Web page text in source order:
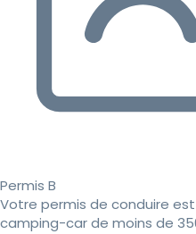
Permis B
Votre permis de conduire
camping-car de moins de